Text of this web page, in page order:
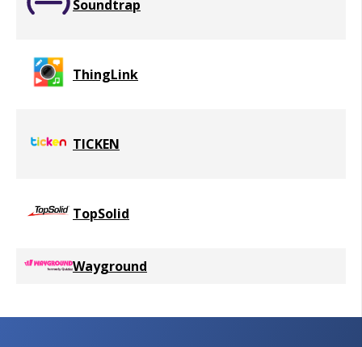
Soundtrap
ThingLink
TICKEN
TopSolid
Wayground